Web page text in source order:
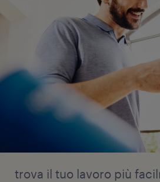
trova il tuo lavoro più